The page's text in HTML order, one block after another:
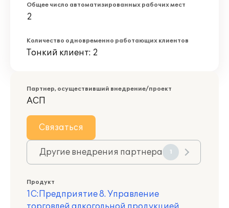
Общее число автоматизированных рабочих мест
2
Количество одновременно работающих клиентов
Тонкий клиент: 2
Партнер, осуществивший внедрение/проект
АСП
Связаться
Другие внедрения партнера 1
Продукт
1С:Предприятие 8. Управление